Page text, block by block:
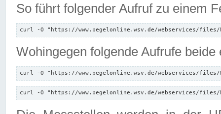
So führt folgender Aufruf zu einem
curl -O "https://www.pegelonline.wsv.de/webservices/files/
Wohingegen folgende Aufrufe beide
curl -O "https://www.pegelonline.wsv.de/webservices/files/
curl -O "https://www.pegelonline.wsv.de/webservices/files/